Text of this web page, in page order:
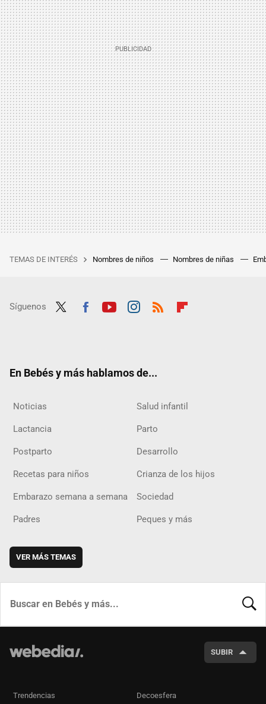
TEMAS DE INTERÉS Nombres de niños Nombres de niñas
Síguenos
En Bebés y más hablamos de...
Noticias Salud infantil
Lactancia Parto
Postparto Desarrollo
Recetas para niños Crianza de los hijos
Embarazo semana a semana Sociedad
Padres Peques y más
VER MÁS TEMAS
SUBIR
Trendencias Decoesfera